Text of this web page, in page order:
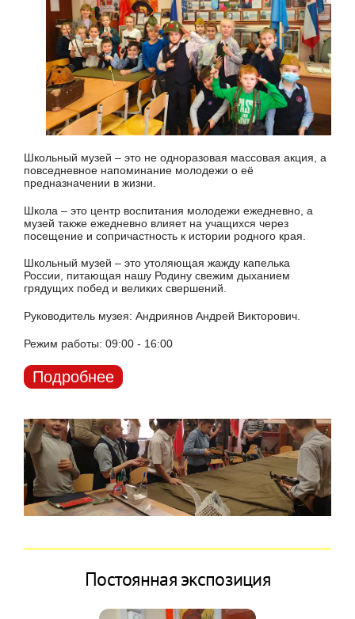
Школьный музей – это не одноразовая массовая акция, а
повседневное напоминание молодежи о её
предназначении в жизни.
Школа – это центр воспитания молодежи ежедневно, а
музей также ежедневно влияет на учащихся через
посещение и сопричастность к истории родного края.
Школьный музей – это утоляющая жажду капелька
России, питающая нашу Родину свежим дыханием
грядущих побед и великих свершений.
Руководитель музея: Андриянов Андрей Викторович.
Режим работы: 09:00 - 16:00
Подробнее
Постоянная экспозиция